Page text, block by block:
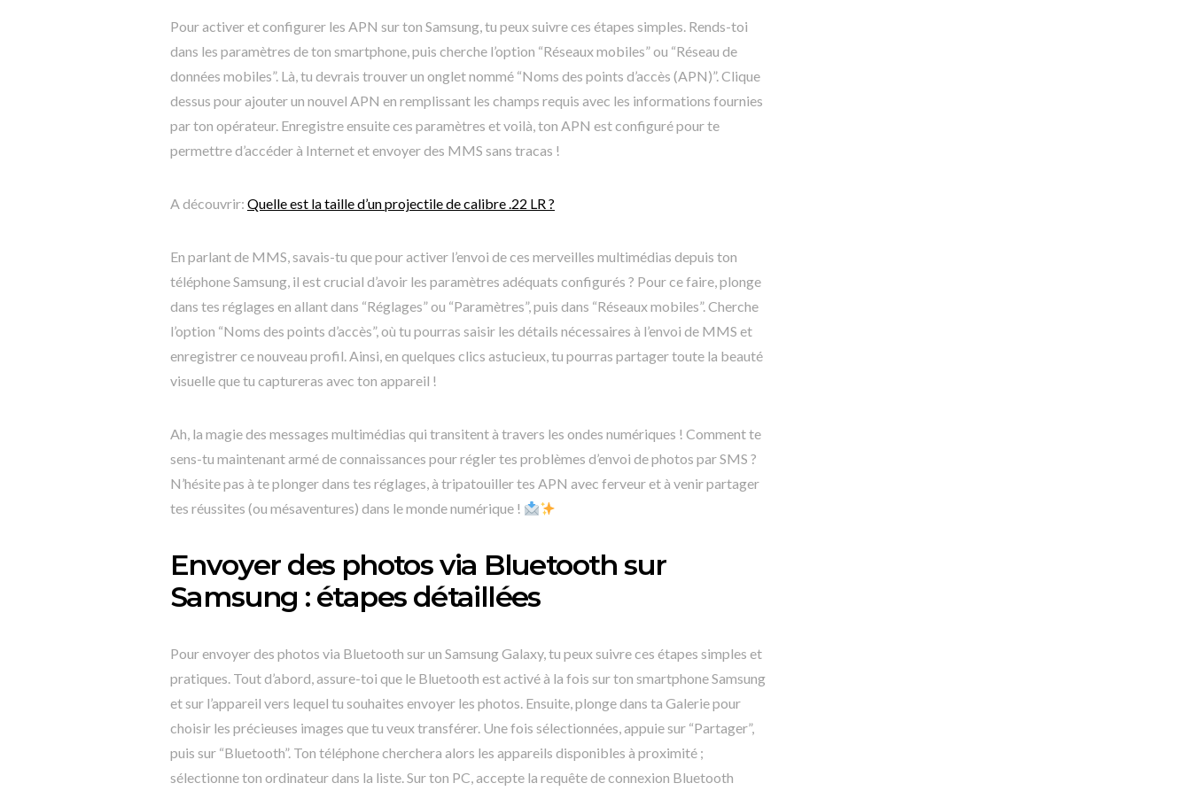
Pour activer et configurer les APN sur ton Samsung, tu peux suivre ces étapes simples. Rends-toi
dans les paramètres de ton smartphone, puis cherche l’option “Réseaux mobiles” ou “Réseau de
données mobiles”. Là, tu devrais trouver un onglet nommé “Noms des points d’accès (APN)”. Clique
dessus pour ajouter un nouvel APN en remplissant les champs requis avec les informations fournies
par ton opérateur. Enregistre ensuite ces paramètres et voilà, ton APN est configuré pour te
permettre d’accéder à Internet et envoyer des MMS sans tracas !
A découvrir: Quelle est la taille d’un projectile de calibre .22 LR ?
En parlant de MMS, savais-tu que pour activer l’envoi de ces merveilles multimédias depuis ton
téléphone Samsung, il est crucial d’avoir les paramètres adéquats configurés ? Pour ce faire, plonge
dans tes réglages en allant dans “Réglages” ou “Paramètres”, puis dans “Réseaux mobiles”. Cherche
l’option “Noms des points d’accès”, où tu pourras saisir les détails nécessaires à l’envoi de MMS et
enregistrer ce nouveau profil. Ainsi, en quelques clics astucieux, tu pourras partager toute la beauté
visuelle que tu captureras avec ton appareil !
Ah, la magie des messages multimédias qui transitent à travers les ondes numériques ! Comment te
sens-tu maintenant armé de connaissances pour régler tes problèmes d’envoi de photos par SMS ?
N’hésite pas à te plonger dans tes réglages, à tripatouiller tes APN avec ferveur et à venir partager
tes réussites (ou mésaventures) dans le monde numérique !
Envoyer des photos via Bluetooth sur
Samsung : étapes détaillées
Pour envoyer des photos via Bluetooth sur un Samsung Galaxy, tu peux suivre ces étapes simples et
pratiques. Tout d’abord, assure-toi que le Bluetooth est activé à la fois sur ton smartphone Samsung
et sur l’appareil vers lequel tu souhaites envoyer les photos. Ensuite, plonge dans ta Galerie pour
choisir les précieuses images que tu veux transférer. Une fois sélectionnées, appuie sur “Partager”,
puis sur “Bluetooth”. Ton téléphone cherchera alors les appareils disponibles à proximité ;
sélectionne ton ordinateur dans la liste. Sur ton PC, accepte la requête de connexion Bluetooth